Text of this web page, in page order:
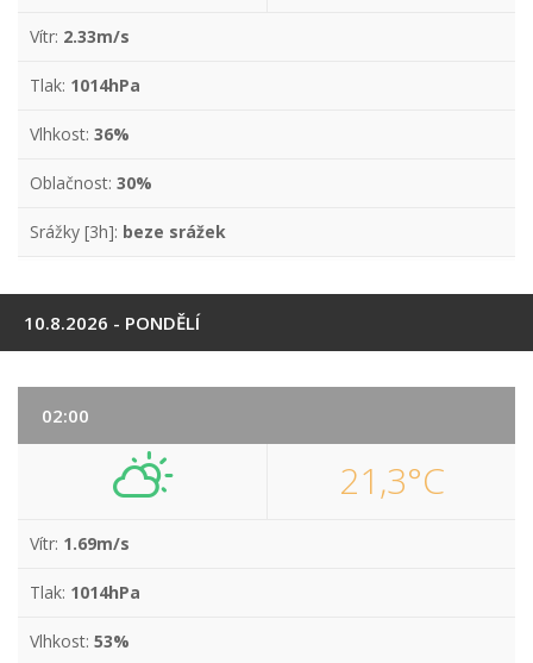
Vítr: 2.33m/s
Tlak: 1014hPa
Vlhkost: 36%
Oblačnost: 30%
Srážky [3h]: beze srážek
10.8.2026 - PONDĚLÍ
02:00
21,3°C
Vítr: 1.69m/s
Tlak: 1014hPa
Vlhkost: 53%